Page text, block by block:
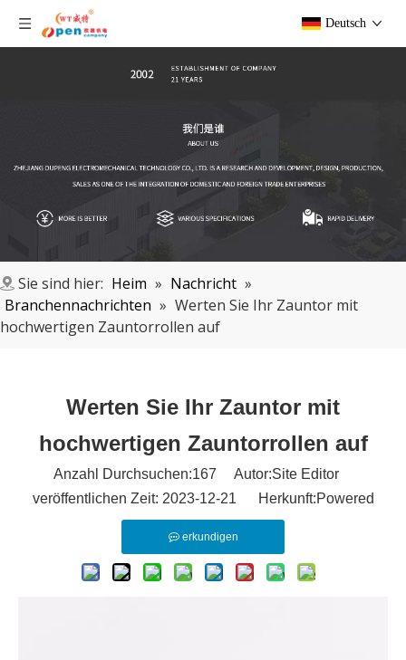
Deutsch
Sie sind hier: Heim » Nachricht »
Branchennachrichten » Werten Sie Ihr Zauntor mit
hochwertigen Zauntorrollen auf
Werten Sie Ihr Zauntor mit
hochwertigen Zauntorrollen auf
Anzahl Durchsuchen:167 Autor:Site Editor
veröffentlichen Zeit: 2023-12-21 Herkunft:Powered
erkundigen